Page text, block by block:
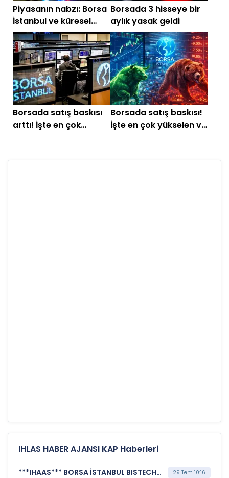
Piyasanın nabzı: Borsa
İstanbul ve küresel
piyasalarda gün
başlarken (14
Temmuz)
Borsada 3 hisseye bir
aylık yasak geldi
Borsada satış baskısı
arttı! İşte en çok
Borsada satış baskısı!
İşte en çok yükselen ve
IHLAS HABER AJANSI KAP Haberleri
***IHAAS*** BORSA İSTANBUL BISTECH DEVRE KESİCİ UYGULAMASI (Pay Bazında Devre Kesici Bildirimi) 29 Tem 10:16